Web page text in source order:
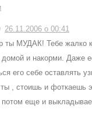
26.11.2006 о 00:41
ты МУДАК! Тебе жалко
домой и накорми. Даже
его себе оставлять
, стоишь и фоткаешь
потом еще и